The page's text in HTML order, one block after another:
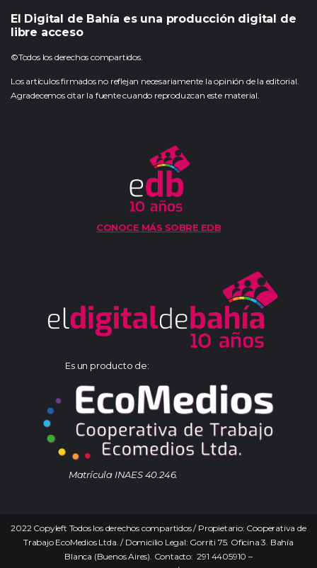
El Digital de Bahía es una producción digital de
libre acceso
©Todos los derechos compartidos.
Los artículos firmados no reflejan necesariamente la opinión de la editorial.
Agradecemos citar la fuente cuando reproduzcan este material.
CONOCE MÁS SOBRE EDB
Es un producto de:
Matrícula INAES 40.246.
2022 Copyleft Todos los derechos compartidos / Propietario: Cooperativa de
Trabajo EcoMedios Ltda. / Domicilio Legal: Gorriti 75. Oficina 3. Bahía
Blanca (Buenos Aires). Contacto: 291 4405910 –